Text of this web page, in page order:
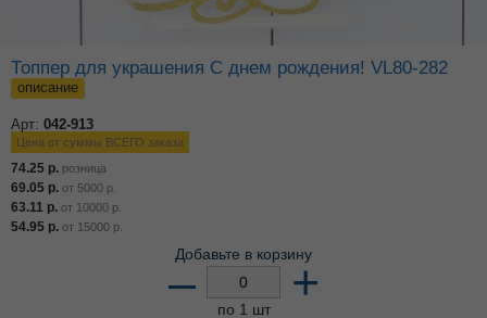
Топпер для украшения С днем рождения! VL80-282
описание
Арт: 042-913
Цена от суммы ВСЕГО заказа
74.25 р. розница
69.05 р. от 5000 р.
63.11 р. от 10000 р.
54.95 р. от 15000 р.
Добавьте в корзину
– +
по 1 шт